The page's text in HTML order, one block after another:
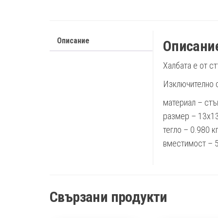
Описание
Халбата е от
Изключително
материал –
размер –
тегло – 0.980 кг
вместимост –
Свързани продукти